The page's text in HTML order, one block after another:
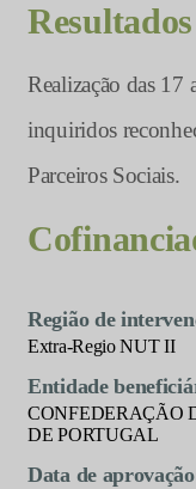
Realização das 17
inquiridos
Parceiros Sociais.
Região de
Extra-Regio NUT II
Entidade
CONFEDERAÇÃO
DE PORTUGAL
Data de